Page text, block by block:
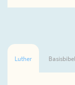
Luther Basisbibel